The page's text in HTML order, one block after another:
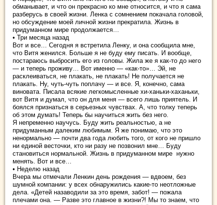
обманывает, и что он прекрасно ко мне относится, и что я сама
разберусь в своей жизни. Ленка с сомнением покачала головой,
но обсуждение моей личной жизни прекратила. Жизнь в
придуманном мире продолжается…
• Три месяца назад
Вот и все… Сегодня я встретила Ленку, и она сообщила мне,
что Витя женился. Больше я не буду ему писать. И вообще,
постараюсь выбросить его из головы. Жила же я как-то до него
— и теперь проживу… Вот именно — «как-то»… Эй, не
расклеиваться, не плакать, не плакать! Не получается не
плакать. Ну, чуть-чуть поплачу — и все. Я, конечно, сама
виновата. Писала всякие легкомысленные хи-ханьки-хаханьки,
вот Витя и думал, что он для меня — всего лишь приятель. И
боялся признаться в серьезных чувствах. А, что толку теперь
об этом думать! Теперь бы научиться жить без него.
Я непременно научусь. Буду жить реальностью, а не
придуманным далеким любимым. Я же понимаю, что это
ненормально — почти два года любить того, от кого не пришло
ни единой весточки, кто ни разу не позвонил мне… Буду
становиться нормальной. Жизнь в придуманном мире нужно
менять. Вот и все…
• Неделю назад
Вчера мы отмечали Ленкин день рождения — вдвоем, без
шумной компании: у всех обнаружились какие-то неотложные
дела. «Детей назаводили за это время, забот! — пожала
плечами она. — Разве это главное в жизни?! Мы то знаем, что